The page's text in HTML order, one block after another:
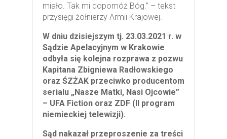
miało. Tak mi dopomóż Bóg.” – tekst
przysięgi żołnierzy Armii Krajowej.
W dniu dzisiejszym tj. 23.03.2021 r. w
Sądzie Apelacyjnym w Krakowie
odbyła się kolejna rozprawa z pozwu
Kapitana Zbigniewa Radłowskiego
oraz ŚZŻAK przeciwko producentom
serialu „Nasze Matki, Nasi Ojcowie”
– UFA Fiction oraz ZDF (II program
niemieckiej telewizji).
Sąd nakazał przeproszenie za treści